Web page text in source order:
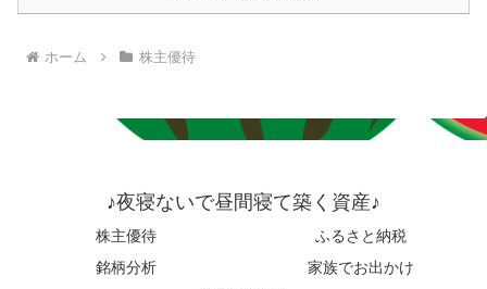
ホーム 株主優待
♪夜寝ないで昼間寝て築く資産♪
株主優待
ふるさと納税
銘柄分析
家族でお出かけ